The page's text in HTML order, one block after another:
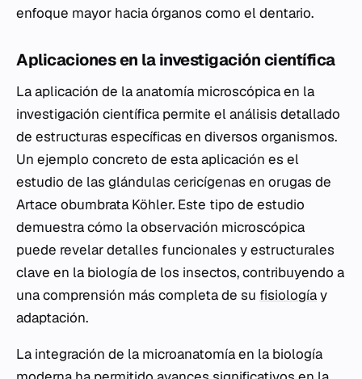
enfoque mayor hacia órganos como el dentario.
Aplicaciones en la investigación científica
La aplicación de la anatomía microscópica en la
investigación científica permite el análisis detallado
de estructuras específicas en diversos organismos.
Un ejemplo concreto de esta aplicación es el
estudio de las glándulas cericígenas en orugas de
Artace obumbrata Köhler. Este tipo de estudio
demuestra cómo la observación microscópica
puede revelar detalles funcionales y estructurales
clave en la biología de los insectos, contribuyendo a
una comprensión más completa de su fisiologíay
adaptación.
La integración de la microanatomía en la biología